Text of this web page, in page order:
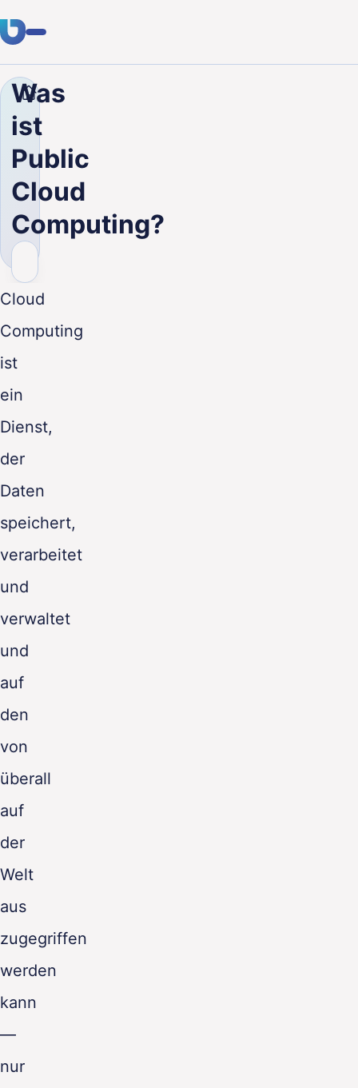
Fachwissen
Kunden
Branchen
Über uns
Karriere
Unternehmen
Was
ist
Public
Cloud
Computing?
Cloud
Computing
ist
ein
Dienst,
der
Daten
speichert,
verarbeitet
und
verwaltet
und
auf
den
von
überall
auf
der
Welt
aus
zugegriffen
werden
kann
—
nur